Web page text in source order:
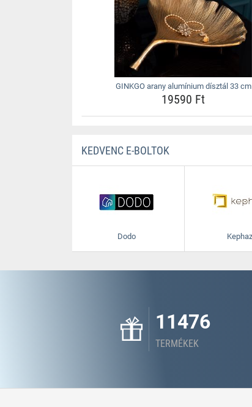
GINKGO arany alumínium dísztál 33 cm
19590 Ft
KEDVENC E-BOLTOK
Dodo Kephaz
11476
TERMÉKEK